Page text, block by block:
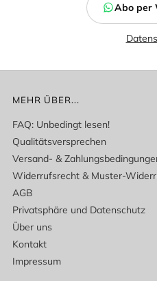
Abo per
MEHR ÜBER...
FAQ: Unbedingt lesen!
Qualitätsversprechen
Versand- &
Widerrufsrecht & Muster-
AGB
Privatsphäre und Datenschutz
Über uns
Kontakt
Impressum